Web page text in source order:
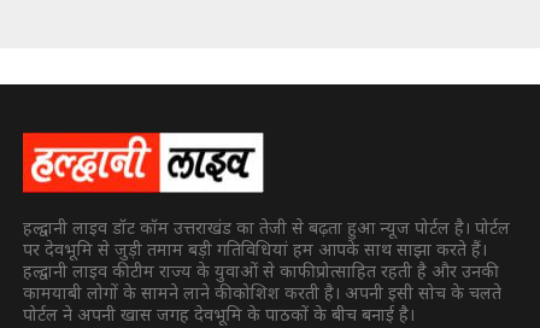
हल्द्वानी लाइव डॉट कॉम उत्तराखंड का तेजी से बढ़ता हुआ न्यूज पोर्टल है। पोर्टल
पर देवभूमि से जुड़ी तमाम बड़ी गतिविधियां हम आपके साथ साझा करते हैं।
हल्द्वानी लाइव की टीम राज्य के युवाओं से काफी प्रोत्साहित रहती है और उनकी
कामयाबी लोगों के सामने लाने की कोशिश करती है। अपनी इसी सोच के चलते
पोर्टल ने अपनी खास जगह देवभूमि के पाठकों के बीच बनाई है।